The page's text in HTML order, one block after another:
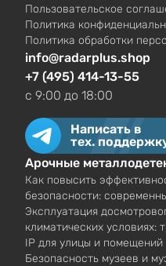
Пользовательское
Политика
Политика обработки
info@radarplus.shop
+7 (495) 414-13-55
c 9:00 до 18:00
Написать в
тех.
Арочные
Как повысить
безопасности:
Эксплуатация
климатических условиях:
IP для улицы и помещений
Безопасность музеев и